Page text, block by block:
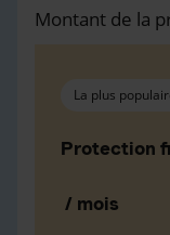
Montant de la
La plus
Protection
/ mois